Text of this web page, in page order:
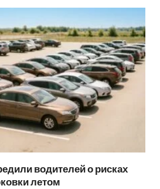
водителей о рисках
летом